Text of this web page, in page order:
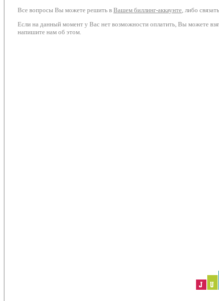
Все вопросы Вы можете решить в Вашем биллинг-аккаунте , либо
Если на данный момент у Вас нет возможности оплатить, Вы можете
напишите нам об этом.